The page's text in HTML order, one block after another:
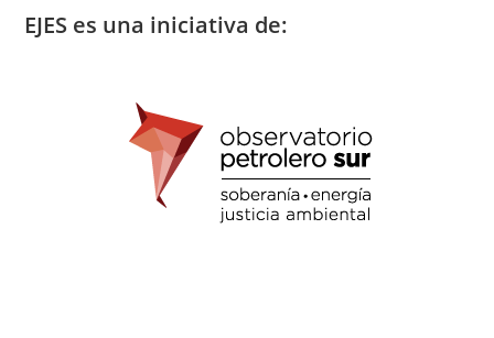
EJES es una iniciativa de: